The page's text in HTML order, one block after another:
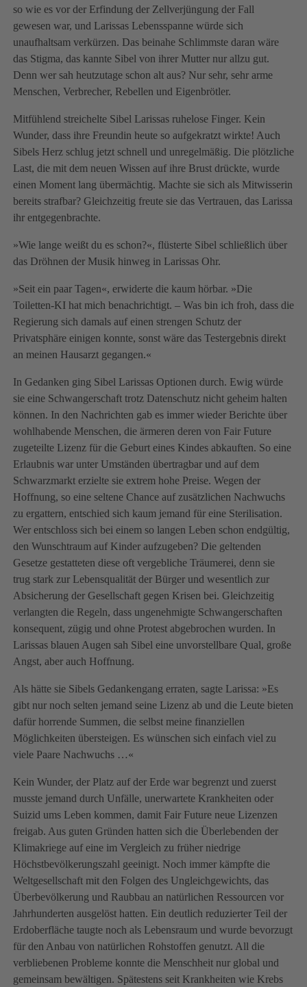
so wie es vor der Erfindung der Zellverjüngung der Fall
gewesen war, und Larissas Lebensspanne würde sich
unaufhaltsam verkürzen. Das beinahe Schlimmste daran wäre
das Stigma, das kannte Sibel von ihrer Mutter nur allzu gut.
Denn wer sah heutzutage schon alt aus? Nur sehr, sehr arme
Menschen, Verbrecher, Rebellen und Eigenbrötler.
Mitfühlend streichelte Sibel Larissas ruhelose Finger. Kein
Wunder, dass ihre Freundin heute so aufgekratzt wirkte! Auch
Sibels Herz schlug jetzt schnell und unregelmäßig. Die plötzliche
Last, die mit dem neuen Wissen auf ihre Brust drückte, wurde
einen Moment lang übermächtig. Machte sie sich als Mitwisserin
bereits strafbar? Gleichzeitig freute sie das Vertrauen, das Larissa
ihr entgegenbrachte.
»Wie lange weißt du es schon?«, flüsterte Sibel schließlich über
das Dröhnen der Musik hinweg in Larissas Ohr.
»Seit ein paar Tagen«, erwiderte die kaum hörbar. »Die
Toiletten-KI hat mich benachrichtigt. – Was bin ich froh, dass die
Regierung sich damals auf einen strengen Schutz der
Privatsphäre einigen konnte, sonst wäre das Testergebnis direkt
an meinen Hausarzt gegangen.«
In Gedanken ging Sibel Larissas Optionen durch. Ewig würde
sie eine Schwangerschaft trotz Datenschutz nicht geheim halten
können. In den Nachrichten gab es immer wieder Berichte über
wohlhabende Menschen, die ärmeren deren von Fair Future
zugeteilte Lizenz für die Geburt eines Kindes abkauften. So eine
Erlaubnis war unter Umständen übertragbar und auf dem
Schwarzmarkt erzielte sie extrem hohe Preise. Wegen der
Hoffnung, so eine seltene Chance auf zusätzlichen Nachwuchs
zu ergattern, entschied sich kaum jemand für eine Sterilisation.
Wer entschloss sich bei einem so langen Leben schon endgültig,
den Wunschtraum auf Kinder aufzugeben? Die geltenden
Gesetze gestatteten diese oft vergebliche Träumerei, denn sie
trug stark zur Lebensqualität der Bürger und wesentlich zur
Absicherung der Gesellschaft gegen Krisen bei. Gleichzeitig
verlangten die Regeln, dass ungenehmigte Schwangerschaften
konsequent, zügig und ohne Protest abgebrochen wurden. In
Larissas blauen Augen sah Sibel eine unvorstellbare Qual, große
Angst, aber auch Hoffnung.
Als hätte sie Sibels Gedankengang erraten, sagte Larissa: »Es
gibt nur noch selten jemand seine Lizenz ab und die Leute bieten
dafür horrende Summen, die selbst meine finanziellen
Möglichkeiten übersteigen. Es wünschen sich einfach viel zu
viele Paare Nachwuchs …«
Kein Wunder, der Platz auf der Erde war begrenzt und zuerst
musste jemand durch Unfälle, unerwartete Krankheiten oder
Suizid ums Leben kommen, damit Fair Future neue Lizenzen
freigab. Aus guten Gründen hatten sich die Überlebenden der
Klimakriege auf eine im Vergleich zu früher niedrige
Höchstbevölkerungszahl geeinigt. Noch immer kämpfte die
Weltgesellschaft mit den Folgen des Ungleichgewichts, das
Überbevölkerung und Raubbau an natürlichen Ressourcen vor
Jahrhunderten ausgelöst hatten. Ein deutlich reduzierter Teil der
Erdoberfläche taugte noch als Lebensraum und wurde bevorzugt
für den Anbau von natürlichen Rohstoffen genutzt. All die
verbliebenen Probleme konnte die Menschheit nur global und
gemeinsam bewältigen. Spätestens seit Krankheiten wie Krebs